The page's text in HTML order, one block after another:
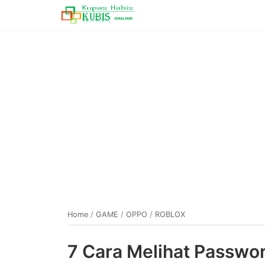
Home / GAME / OPPO / ROBLOX
7 Cara Melihat